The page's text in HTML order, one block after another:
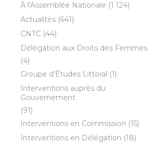
À l'Assemblée Nationale (1 124)
Actualités (641)
CNTC (44)
Délégation aux Droits des Femmes
(4)
Groupe d'Études Littoral (1)
Interventions auprès du
Gouvernement
(91)
Interventions en Commission (15)
Interventions en Délégation (18)